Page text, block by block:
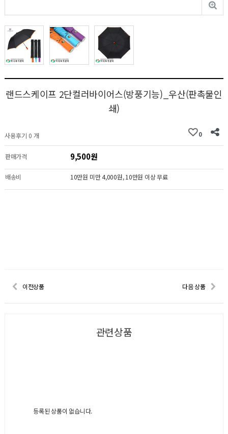
랜드스케이프 2단컬러바이어스(방풍기능)_우산(판촉물인
쇄)
사용후기 0 개 0
판매가격 9,500원
배송비 10만원 미만 4,000원, 10만원 이상 무료
이전상품 다음 상품
관련상품
등록된 상품이 없습니다.